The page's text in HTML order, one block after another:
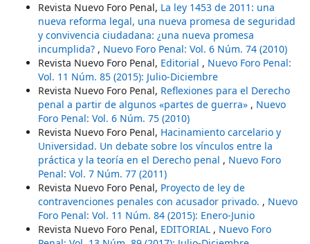
Revista Nuevo Foro Penal, La ley 1453 de 2011: una
nueva reforma legal, una nueva promesa de seguridad
y convivencia ciudadana: ¿una nueva promesa
incumplida? , Nuevo Foro Penal: Vol. 6 Núm. 74 (2010)
Revista Nuevo Foro Penal, Editorial , Nuevo Foro Penal:
Vol. 11 Núm. 85 (2015): Julio-Diciembre
Revista Nuevo Foro Penal, Reflexiones para el Derecho
penal a partir de algunos «partes de guerra» , Nuevo
Foro Penal: Vol. 6 Núm. 75 (2010)
Revista Nuevo Foro Penal, Hacinamiento carcelario y
Universidad. Un debate sobre los vínculos entre la
práctica y la teoría en el Derecho penal , Nuevo Foro
Penal: Vol. 7 Núm. 77 (2011)
Revista Nuevo Foro Penal, Proyecto de ley de
contravenciones penales con acusador privado. , Nuevo
Foro Penal: Vol. 11 Núm. 84 (2015): Enero-Junio
Revista Nuevo Foro Penal, EDITORIAL , Nuevo Foro